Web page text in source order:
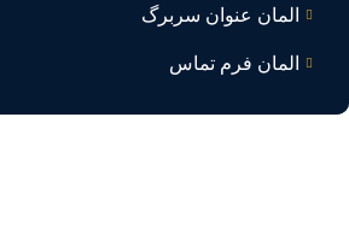
المان عنوان سربرگ
المان فرم تماس